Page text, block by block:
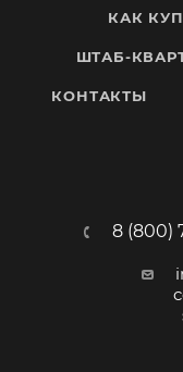
КАК
ШТАБ-
КОНТАКТЫ
8 (800)